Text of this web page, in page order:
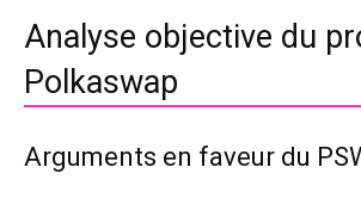
Analyse objective du
Polkaswap
Arguments en faveur du